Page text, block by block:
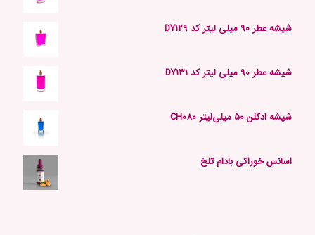
شیشه عطر 90 میلی لیتر کد DY129
شیشه عطر 90 میلی لیتر کد DY131
شیشه ادکلن 50 میلی‌لیتر CH080
اسانس خوراکی بادام تلخ